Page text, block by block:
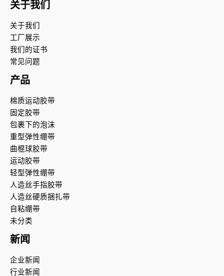
关于我们
关于我们
工厂展示
我们的证书
常见问题
产品
棉质运动胶带
固定胶带
包裹下的泡沫
重型弹性绷带
曲棍球胶带
运动胶带
轻型弹性绷带
人造丝手指胶带
人造丝硬质捆扎带
自粘绷带
未分类
新闻
企业新闻
行业新闻